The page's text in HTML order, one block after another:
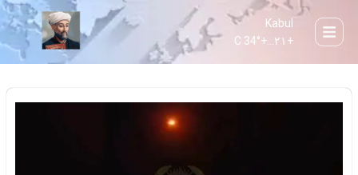
Kabul
+ ۲۱... +
34° C